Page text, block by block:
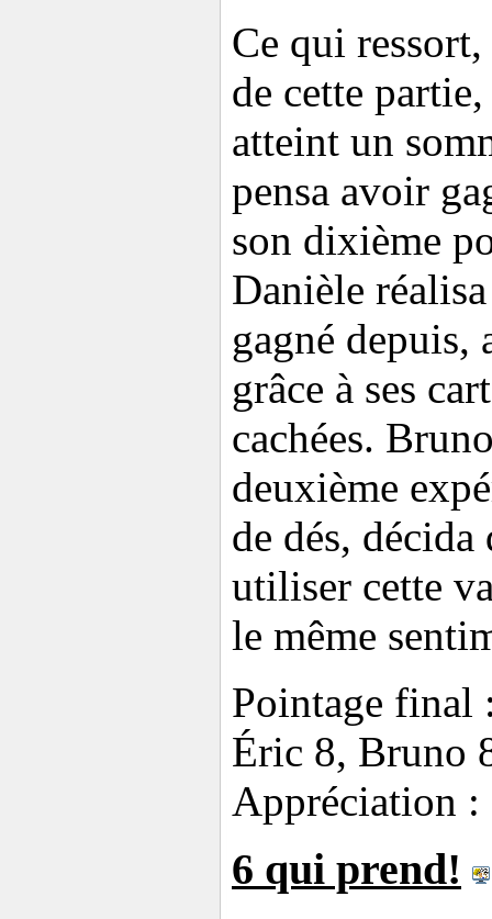
Ce qui
de cette
atteint un
pensa avoir
son dixième
Danièle
gagné depuis,
grâce à ses
cachées.
deuxième
de dés,
utiliser cette
le même
Pointage final
Éric 8, Bruno
Appréciation :
6 qui prend!